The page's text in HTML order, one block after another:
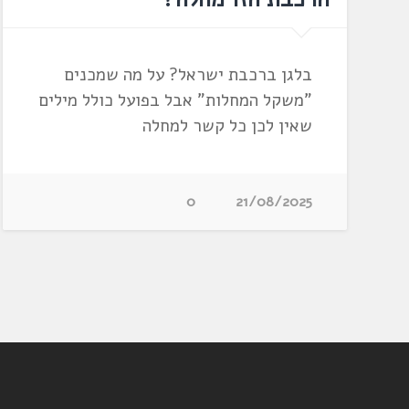
בלגן ברכבת ישראל? על מה שמכנים
"משקל המחלות" אבל בפועל כולל מילים
שאין לכן כל קשר למחלה
21/08/2025
0